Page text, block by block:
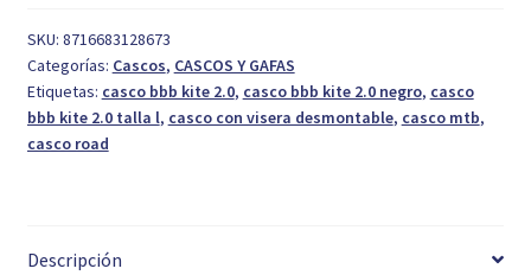
SKU: 8716683128673
Categorías: Cascos, CASCOS Y GAFAS
Etiquetas: casco bbb kite 2.0, casco bbb kite 2.0 negro, casco
bbb kite 2.0 talla l, casco con visera desmontable, casco mtb,
casco road
Descripción